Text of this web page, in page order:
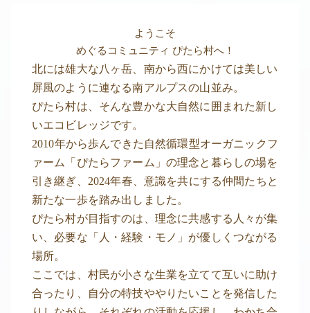
ようこそ
めぐるコミュニティ ぴたら村へ！
北には雄大な八ヶ岳、南から西にかけては美しい
屏風のように連なる南アルプスの山並み。
ぴたら村は、そんな豊かな大自然に囲まれた新し
いエコビレッジです。
2010年から歩んできた自然循環型オーガニックフ
ァーム「ぴたらファーム」の理念と暮らしの場を
引き継ぎ、2024年春、意識を共にする仲間たちと
新たな一歩を踏み出しました。
ぴたら村が目指すのは、理念に共感する人々が集
い、必要な「人・経験・モノ」が優しくつながる
場所。
ここでは、村民が小さな生業を立てて互いに助け
合ったり、自分の特技ややりたいことを発信した